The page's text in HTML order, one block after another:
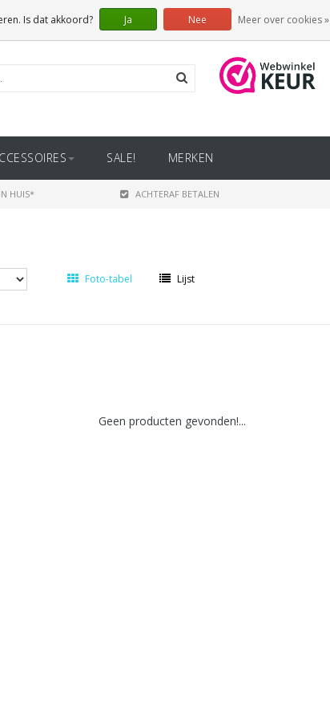
SALE! MERKEN
HUIS* ACHTERAF BETALEN
Foto-tabel Lijst
Geen producten gevonden!...
Is dat akkoord? Ja Nee Meer over cookies »